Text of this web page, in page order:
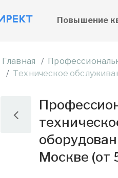
Повышение
Главная
Техническое
Москве (от